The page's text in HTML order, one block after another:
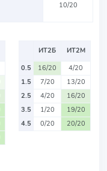
10/20
ИТ2Б
ИТ2М
0.5
16/20
4/20
1.5
7/20
13/20
2.5
4/20
16/20
3.5
1/20
19/20
4.5
0/20 20/20